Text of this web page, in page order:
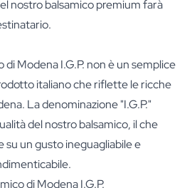
nostro balsamico premium farà
Modena I.G.P. non è un semplice
italiano che riflette le ricche
La denominazione "I.G.P."
del nostro balsamico, il che
su un gusto ineguagliabile e
di Modena I.G.P.